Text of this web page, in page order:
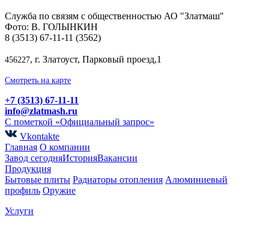
Служба по связям с общественностью АО "Златмаш"
Фото: В. ГОЛЫНКИН
8 (3513) 67-11-11 (3562)
456227, г. Златоуст, Парковый проезд,1
Смотреть на карте
+7 (3513) 67-11-11
info@zlatmash.ru
С пометкой «Официальный запрос»
Vkontakte
Главная О компании
Завод сегодняИсторияВакансии
Продукция
Бытовые плиты Радиаторы отопления Алюминиевый
профиль Оружие
Услуги